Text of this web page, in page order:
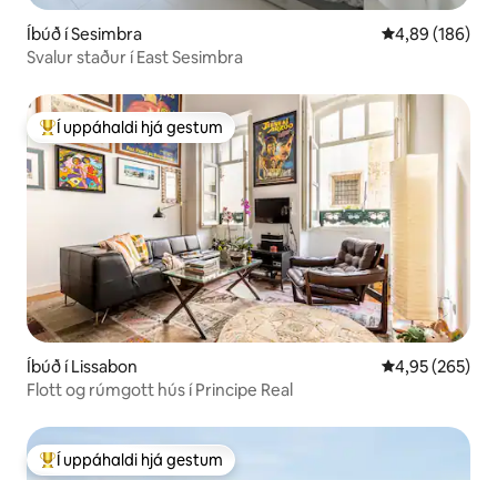
Íbúð í Sesimbra 4,89 af 5 í
4,89 (186)
Svalur staður í East Sesimbra
Í mestu uppáhaldi hjá gestum
Í uppáhaldi hjá gestum
Íbúð í Lissabon 4,95 af 5 í
4,95 (265)
Flott og rúmgott hús í Principe Real
Í mestu uppáhaldi hjá gestum
Í uppáhaldi hjá gestum